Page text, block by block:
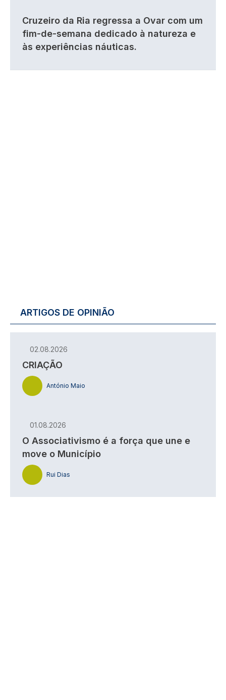
Cruzeiro da Ria regressa a Ovar com um
fim-de-semana dedicado à natureza e
às experiências náuticas.
ARTIGOS DE OPINIÃO
02.08.2026
CRIAÇÃO
António Maio
01.08.2026
O Associativismo é a força que une e
move o Município
Rui Dias